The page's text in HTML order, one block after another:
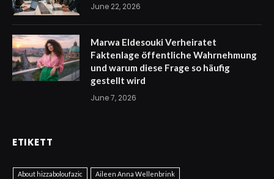
June 22, 2026
Marwa Eldesouki Verheiratet
Faktenlage öffentliche Wahrnehmung
und warum diese Frage so häufig
gestellt wird
June 7, 2026
ETIKETT
About hizzaboloufazic
Aileen Anna Wellenbrink